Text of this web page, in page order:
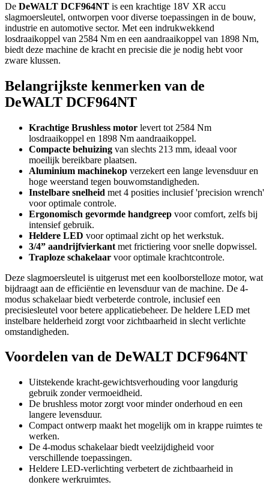
De DeWALT DCF964NT is een krachtige 18V XR accu
slagmoersleutel, ontworpen voor diverse toepassingen in de bouw,
industrie en automotive sector. Met een indrukwekkend
losdraaikoppel van 2584 Nm en een aandraaikoppel van 1898 Nm,
biedt deze machine de kracht en precisie die je nodig hebt voor
zware klussen.
Belangrijkste kenmerken van de
DeWALT DCF964NT
Krachtige Brushless motor levert tot 2584 Nm
losdraaikoppel en 1898 Nm aandraaikoppel.
Compacte behuizing van slechts 213 mm, ideaal voor
moeilijk bereikbare plaatsen.
Aluminium machinekop verzekert een lange levensduur en
hoge weerstand tegen bouwomstandigheden.
Instelbare snelheid met 4 posities inclusief 'precision wrench'
voor optimale controle.
Ergonomisch gevormde handgreep voor comfort, zelfs bij
intensief gebruik.
Heldere LED voor optimaal zicht op het werkstuk.
3/4” aandrijfvierkant met frictiering voor snelle dopwissel.
Traploze schakelaar voor optimale krachtcontrole.
Deze slagmoersleutel is uitgerust met een koolborstelloze motor, wat
bijdraagt aan de efficiëntie en levensduur van de machine. De 4-
modus schakelaar biedt verbeterde controle, inclusief een
precisiesleutel voor betere applicatiebeheer. De heldere LED met
instelbare helderheid zorgt voor zichtbaarheid in slecht verlichte
omstandigheden.
Voordelen van de DeWALT DCF964NT
Uitstekende kracht-gewichtsverhouding voor langdurig
gebruik zonder vermoeidheid.
De brushless motor zorgt voor minder onderhoud en een
langere levensduur.
Compact ontwerp maakt het mogelijk om in krappe ruimtes te
werken.
De 4-modus schakelaar biedt veelzijdigheid voor
verschillende toepassingen.
Heldere LED-verlichting verbetert de zichtbaarheid in
donkere werkruimtes.